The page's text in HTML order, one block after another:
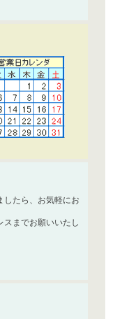
したら、お気軽にお
スまでお願いいたし